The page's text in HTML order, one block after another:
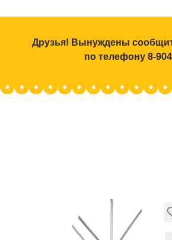
Друзья! Вынуждены
по телефону 8-